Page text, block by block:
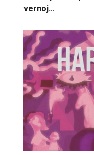
vernoj…